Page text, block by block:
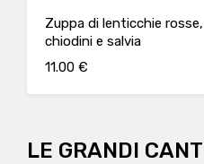
Zuppa di lenticchie
chiodini e salvia
11.00 €
LE GRANDI